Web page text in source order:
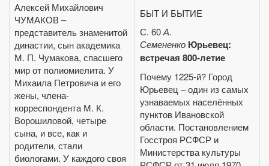
Алексей Михайлович
ЧУМАКОВ –
представитель знаменитой
династии, сын академика
М. П. Чумакова, спасшего
мир от полиомиелита. У
Михаила Петровича и его
жены, члена-
корреспондента М. К.
Ворошиловой, четыре
сына, и все, как и
родители, стали
биологами. У каждого своя
БЫТ И БЫТИЕ
С. 60А.
Семененко Юрьевец:
встречая 800‑летие
Почему 1225‑й? Город
Юрьевец – один из самых
узнаваемых населённых
пунктов Ивановской
области. Постановлением
Госстроя РСФСР и
Министерства культуры